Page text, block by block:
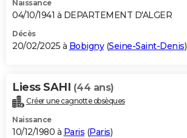
PROGRAMME TV
S'inscrire
Se connecter
Lycées
Collèges
Primaires
Universités
Entreprises
Service militaire
Avis de recherche
AVIS DE DÉCÈS
Bricolage
Lifestyle
Culture
Sport
Auto
Television
Voyage
Cinema
Naissance
04/10/1941 à DEPARTEMENT D'ALGER
Décès
20/02/2025 à Bobigny(Seine-Saint-Denis)
Liess SAHI (44 ans)
Créer une cagnotte obsèques
Naissance
10/12/1980 à Paris (Paris)